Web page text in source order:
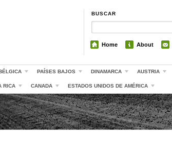
BUSCAR
Home About
PAÍSES BAJOS DINAMARCA AUSTRIA
RICA CANADA ESTADOS UNIDOS DE AMÉRICA